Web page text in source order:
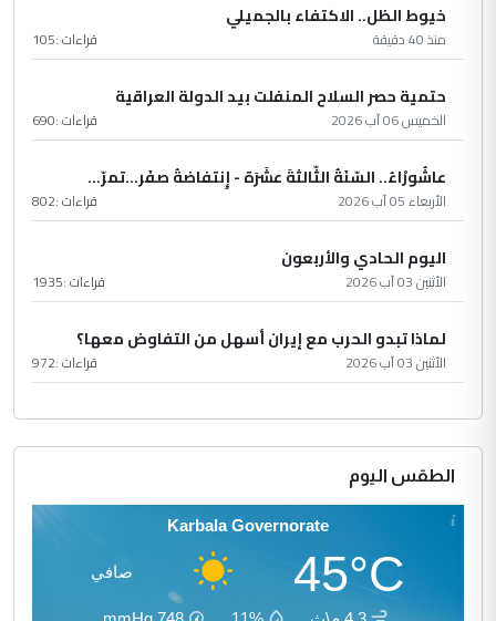
خيوط الظل.. الاكتفاء بالجميلي
منذ 40 دقيقة قراءات :105
حتمية حصر السلاح المنفلت بيد الدولة العراقية
الخميس 06 آب 2026 قراءات :690
عاشُورْاءُ.. السّنَةُ الثّالثةَ عشَرَة - إِنتفاضةُ صفَر…تمرّ...
الأربعاء 05 آب 2026 قراءات :802
اليوم الحادي والأربعون
الأثنين 03 آب 2026 قراءات :1935
لماذا تبدو الحرب مع إيران أسهل من التفاوض معها؟
الأثنين 03 آب 2026 قراءات :972
الطقس اليوم
Karbala Governorate
45°C صافي